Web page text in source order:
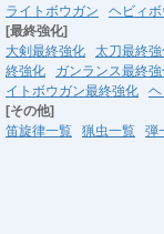
ライトボウガン
ヘビィ
[最終強化]
大剣最終強化
太刀最終
終強化
ガンランス最終
イトボウガン最終強化
[その他]
笛旋律一覧
猟虫一覧 弾